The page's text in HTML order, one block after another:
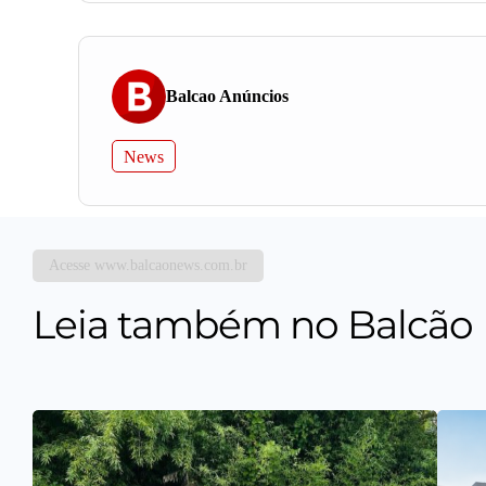
Balcao Anúncios
News
Acesse www.balcaonews.com.br
Leia também no Balcão